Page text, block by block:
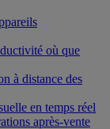
où que
à distance des
en temps réel
après-vente